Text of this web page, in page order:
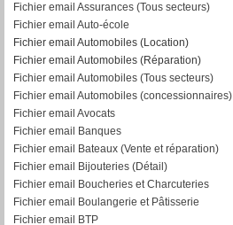
Fichier email Assurances (Tous secteurs)
Fichier email Auto-école
Fichier email Automobiles (Location)
Fichier email Automobiles (Réparation)
Fichier email Automobiles (Tous secteurs)
Fichier email Automobiles (concessionnaires)
Fichier email Avocats
Fichier email Banques
Fichier email Bateaux (Vente et réparation)
Fichier email Bijouteries (Détail)
Fichier email Boucheries et Charcuteries
Fichier email Boulangerie et Pâtisserie
Fichier email BTP